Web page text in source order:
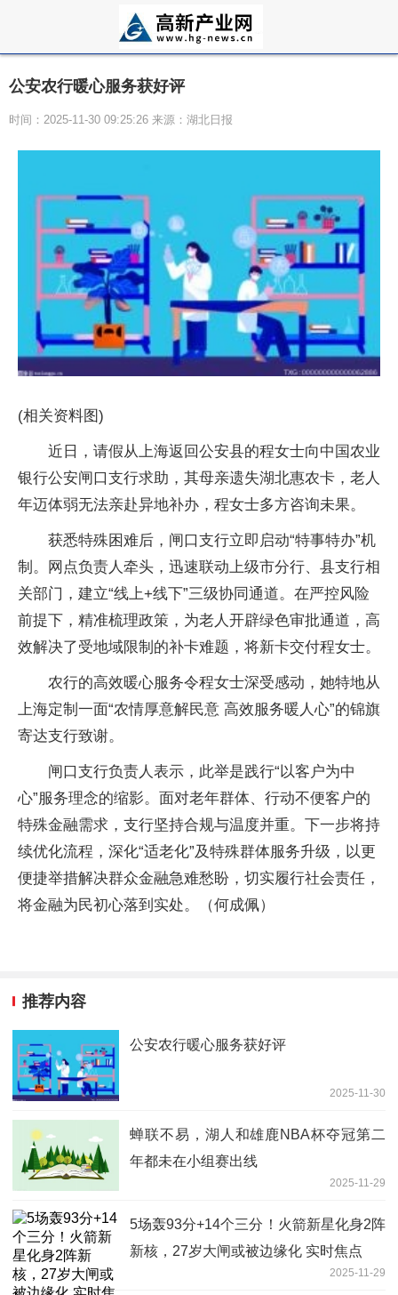
公安农行暖心服务获好评
时间：2025-11-30 09:25:26 来源：湖北日报
(相关资料图)
近日，请假从上海返回公安县的程女士向中国农业
银行公安闸口支行求助，其母亲遗失湖北惠农卡，老人
年迈体弱无法亲赴异地补办，程女士多方咨询未果。
获悉特殊困难后，闸口支行立即启动“特事特办”机
制。网点负责人牵头，迅速联动上级市分行、县支行相
关部门，建立“线上+线下”三级协同通道。在严控风险
前提下，精准梳理政策，为老人开辟绿色审批通道，高
效解决了受地域限制的补卡难题，将新卡交付程女士。
农行的高效暖心服务令程女士深受感动，她特地从
上海定制一面“农情厚意解民意 高效服务暖人心”的锦旗
寄达支行致谢。
闸口支行负责人表示，此举是践行“以客户为中
心”服务理念的缩影。面对老年群体、行动不便客户的
特殊金融需求，支行坚持合规与温度并重。下一步将持
续优化流程，深化“适老化”及特殊群体服务升级，以更
便捷举措解决群众金融急难愁盼，切实履行社会责任，
将金融为民初心落到实处。（何成佩）
推荐内容
公安农行暖心服务获好评
2025-11-30
蝉联不易，湖人和雄鹿NBA杯夺冠第二
年都未在小组赛出线
2025-11-29
5场轰93分+14个三分！火箭新星化身2阵
新核，27岁大闸或被边缘化 实时焦点
2025-11-29